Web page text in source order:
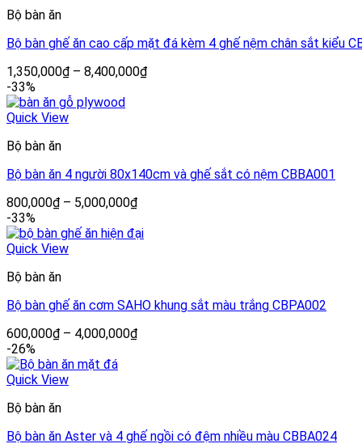
Bộ bàn ăn
Bộ bàn ghế ăn cao cấp mặt đá kèm 4 ghế nệm chân sắt kiểu
1,350,000₫ – 8,400,000₫
-33%
Quick View
Bộ bàn ăn
Bộ bàn ăn 4 người 80x140cm và ghế sắt có nệm CBBA001
800,000₫ – 5,000,000₫
-33%
Quick View
Bộ bàn ăn
Bộ bàn ghế ăn cơm SAHO khung sắt màu trắng CBPA002
600,000₫ – 4,000,000₫
-26%
Quick View
Bộ bàn ăn
Bộ bàn ăn Aster và 4 ghế ngồi có đệm nhiều màu CBBA024